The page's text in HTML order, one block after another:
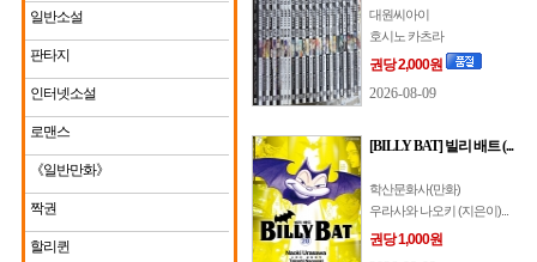
일반소설
판타지
인터넷소설
로맨스
《일반만화》
짝권
할리퀸
대원씨아이
호시노 카츠라
권당 2,000원
2026-08-09
[BILLY BAT] 빌리 배트 (...
학산문화사(만화)
우라사와 나오키 (지은이)...
권당 1,000원